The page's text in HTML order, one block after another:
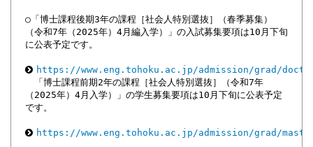
○「博士課程後期3年の課程［社会人特別選抜］（春季募集）
（令和7年（2025年）4月編入学）」の入試募集要項は10月下旬
に公表予定です。
https://www.eng.tohoku.ac.jp/admission/grad/
「博士課程前期2年の課程［社会人特別選抜］（令和7年
（2025年）4月入学）」の学生募集要項は10月下旬に公表予定
です。
https://www.eng.tohoku.ac.jp/admission/grad/